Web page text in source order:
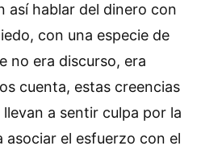
así hablar del dinero con
con una especie de
no era discurso, era
cuenta, estas creencias
a sentir culpa por la
asociar el esfuerzo con el